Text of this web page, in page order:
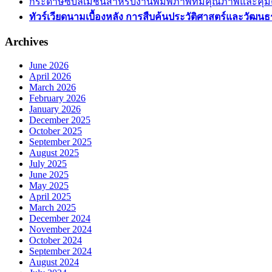
ทัวร์เวียดนามเบื้องหลัง การสืบค้นประวัติศาสตร์และวัฒน
Archives
June 2026
April 2026
March 2026
February 2026
January 2026
December 2025
October 2025
September 2025
August 2025
July 2025
June 2025
May 2025
April 2025
March 2025
December 2024
November 2024
October 2024
September 2024
August 2024